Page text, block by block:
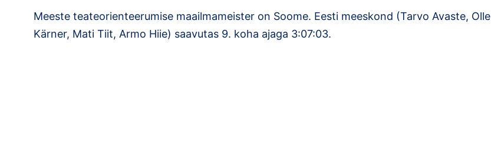
Meeste teateorienteerumise maailmameister on Soome. Eesti meeskond (Tarvo Avaste, Olle
Kärner, Mati Tiit, Armo Hiie) saavutas 9. koha ajaga 3:07:03.